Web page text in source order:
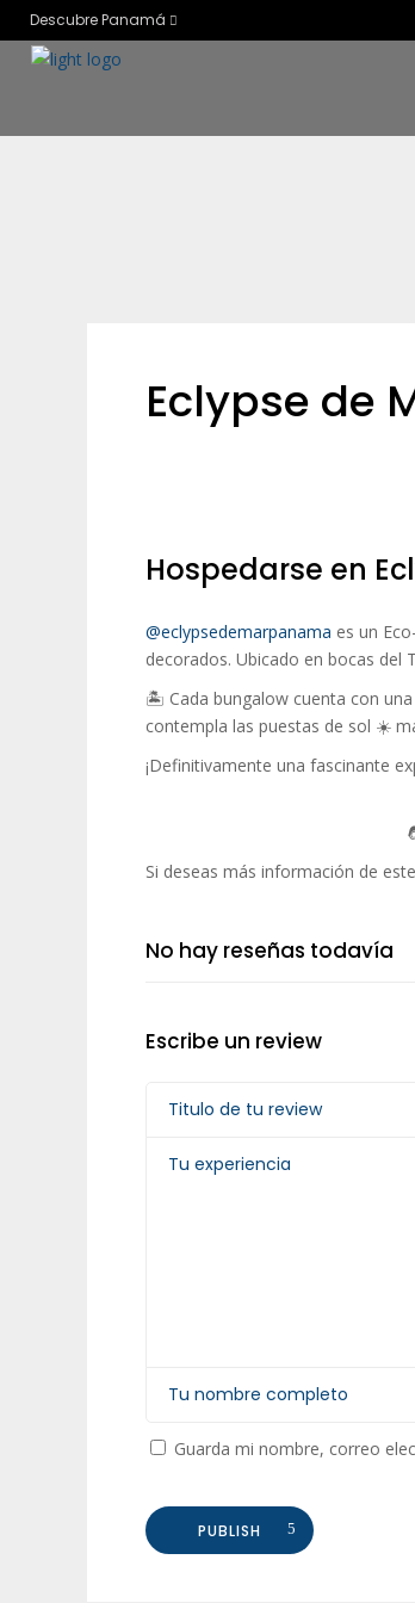
Descubre Panamá
Eclypse de
Hospedarse en
@eclypsedemarpanama es un
decorados. Ubicado en bocas del
🏝 Cada bungalow cuenta con
contempla las puestas de sol ☀️
¡Definitivamente una fascinante
Si deseas más información de
No hay reseñas todavía
Escribe un review
Guarda mi nombre, correo
PUBLISH